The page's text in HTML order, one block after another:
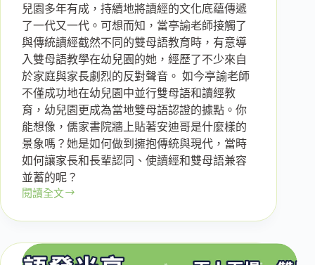
英
文
教
育
的
反
思
兒園多年有成，持續地將讀經的文化底蘊傳遞
了一代又一代。可想而知，當亭諭老師接觸了
與傳統讀經截然不同的雙母語教育時，有意導
入雙母語教學在幼兒園的她，經歷了不少來自
於家庭與家長劇烈的反對聲音。 如今亭諭老師
不僅成功地在幼兒園中並行雙母語和讀經教
育，幼兒園更成為當地雙母語認證的據點。你
能想像，儒家書院牆上貼著安迪哥是什麼樣的
景象嗎？她是如何做到擁抱傳統與現代，當時
如何讓家長和長輩認同、使讀經和雙母語兼容
並蓄的呢？
閱讀全文
【第
四
場】：